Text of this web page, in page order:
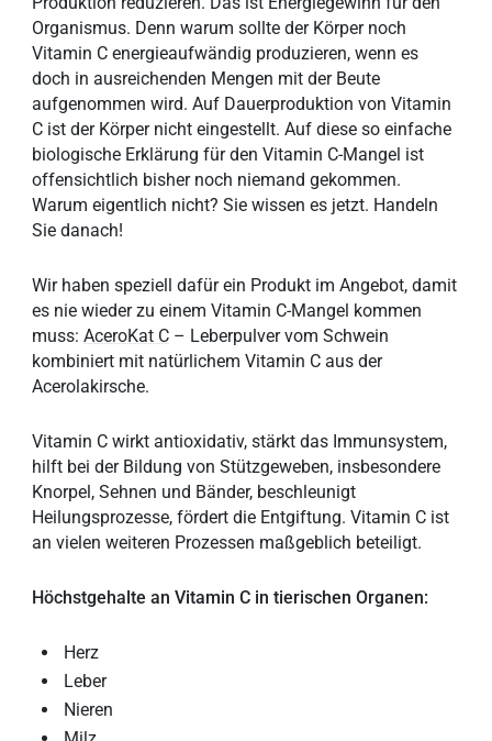
Organismus. Denn warum sollte der Körper noch
Vitamin C energieaufwändig produzieren, wenn es
doch in ausreichenden Mengen mit der Beute
aufgenommen wird. Auf Dauerproduktion von Vitamin
C ist der Körper nicht eingestellt. Auf diese so einfache
biologische Erklärung für den Vitamin C-Mangel ist
offensichtlich bisher noch niemand gekommen.
Warum eigentlich nicht? Sie wissen es jetzt. Handeln
Sie danach!
Wir haben speziell dafür ein Produkt im Angebot, damit
es nie wieder zu einem Vitamin C-Mangel kommen
muss:AceroKat C – Leberpulver vom Schwein
kombiniert mit natürlichem Vitamin C aus der
Acerolakirsche.
Vitamin C wirkt antioxidativ, stärkt das Immunsystem,
hilft bei der Bildung von Stützgeweben, insbesondere
Knorpel, Sehnen und Bänder, beschleunigt
Heilungsprozesse, fördert die Entgiftung. Vitamin C ist
an vielen weiteren Prozessen maßgeblich beteiligt.
Höchstgehalte an Vitamin C in tierischen Organen:
Herz
Leber
Nieren